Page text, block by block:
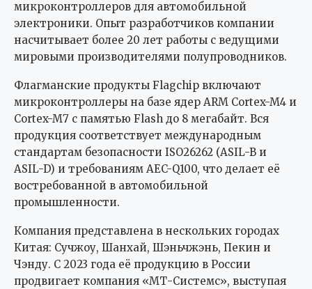
микроконтроллеров для автомобильной
электроники. Опыт разработчиков компании
насчитывает более 20 лет работы с ведущими
мировыми производителями полупроводников.
Флагманские продукты Flagchip включают
микроконтроллеры на базе ядер ARM Cortex-M4 и
Cortex-M7 с памятью Flash до 8 мегабайт. Вся
продукция соответствует международным
стандартам безопасности ISO26262 (ASIL-B и
ASIL-D) и требованиям AEC-Q100, что делает её
востребованной в автомобильной
промышленности.
Компания представлена в нескольких городах
Китая: Сучжоу, Шанхай, Шэньчжэнь, Пекин и
Чэнду. С 2023 года её продукцию в России
продвигает компания «МТ-Системс», выступая